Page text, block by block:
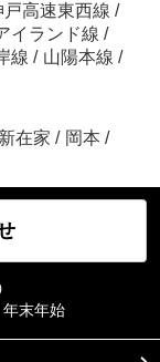
戸高速東西線 /
イランド線 /
線 / 山陽本線 /
新在家 / 岡本 /
末年始